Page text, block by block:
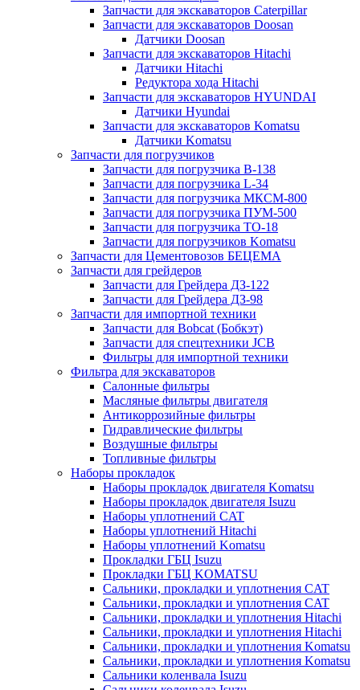
Запчасти для экскаваторов Caterpillar
Запчасти для экскаваторов Doosan
Датчики Doosan
Запчасти для экскаваторов Hitachi
Датчики Hitachi
Редуктора хода Hitachi
Запчасти для экскаваторов HYUNDAI
Датчики Hyundai
Запчасти для экскаваторов Komatsu
Датчики Komatsu
Запчасти для погрузчиков
Запчасти для погрузчика B-138
Запчасти для погрузчика L-34
Запчасти для погрузчика МКСМ-800
Запчасти для погрузчика ПУМ-500
Запчасти для погрузчика ТО-18
Запчасти для погрузчиков Komatsu
Запчасти для Цементовозов БЕЦЕМА
Запчасти для грейдеров
Запчасти для Грейдера ДЗ-122
Запчасти для Грейдера ДЗ-98
Запчасти для импортной техники
Запчасти для Bobcat (Бобкэт)
Запчасти для спецтехники JCB
Фильтры для импортной техники
Фильтра для экскаваторов
Салонные фильтры
Масляные фильтры двигателя
Антикоррозийные фильтры
Гидравлические фильтры
Воздушные фильтры
Топливные фильтры
Наборы прокладок
Наборы прокладок двигателя Komatsu
Наборы прокладок двигателя Isuzu
Наборы уплотнений CAT
Наборы уплотнений Hitachi
Наборы уплотнений Komatsu
Прокладки ГБЦ Isuzu
Прокладки ГБЦ KOMATSU
Сальники, прокладки и уплотнения CAT
Сальники, прокладки и уплотнения CAT
Сальники, прокладки и уплотнения Hitachi
Сальники, прокладки и уплотнения Hitachi
Сальники, прокладки и уплотнения Komatsu
Сальники, прокладки и уплотнения Komatsu
Сальники коленвала Isuzu